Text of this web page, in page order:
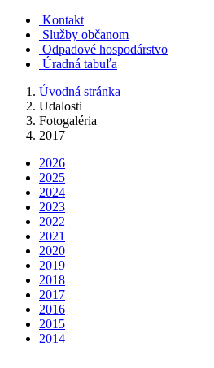
Kontakt
Služby občanom
Odpadové hospodárstvo
Úradná tabuľa
Úvodná stránka
Udalosti
Fotogaléria
2017
2026
2025
2024
2023
2022
2021
2020
2019
2018
2017
2016
2015
2014